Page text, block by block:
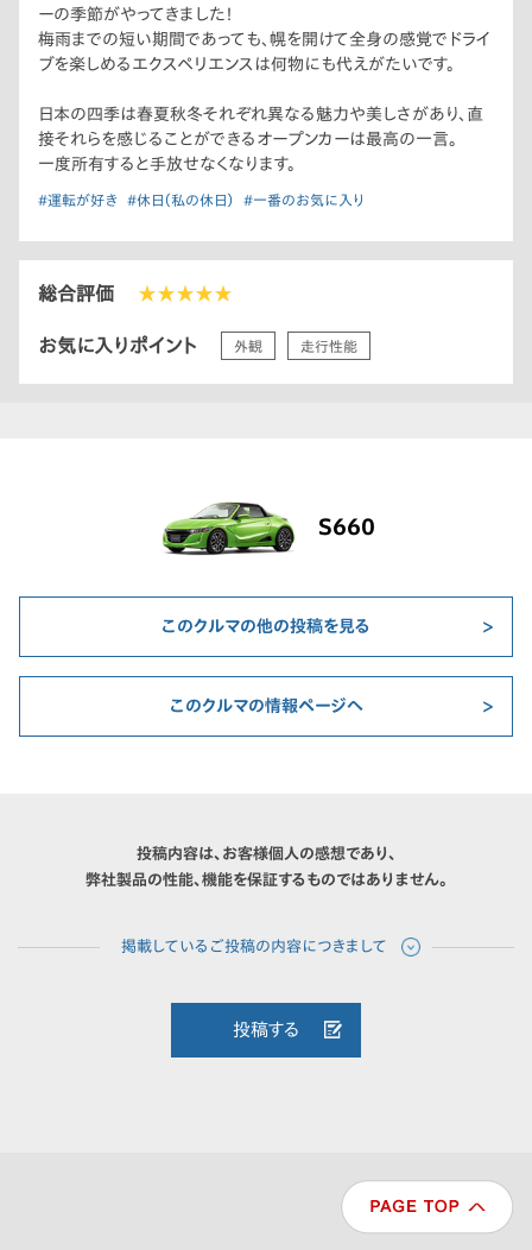
ーの季節がやってきました！
梅雨までの短い期間であっても、幌を開けて全身の感覚でドライ
ブを楽しめるエクスペリエンスは何物にも代えがたいです。
日本の四季は春夏秋冬それぞれ異なる魅力や美しさがあり、直
接それらを感じることができるオープンカーは最高の一言。
一度所有すると手放せなくなります。
#運転が好き #休日（私の休日） #一番のお気に入り
総合評価 ★★★★★
お気に入りポイント 外観 走行性能
S660
このクルマの他の投稿を見る
このクルマの情報ページへ
投稿内容は、お客様個人の感想であり、
弊社製品の性能、機能を保証するものではありません。
投稿する